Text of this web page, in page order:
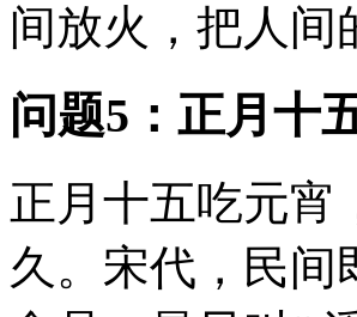
间放火，把人间
问题5：正月十
正月十五吃元宵
久。宋代，民间